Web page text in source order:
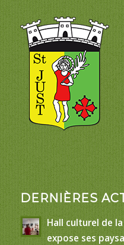
DERNIÈRES
Hall culturel de
expose ses